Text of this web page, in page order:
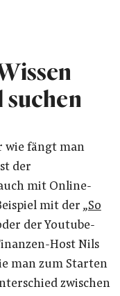
wie fängt man
der
mit Online-
mit der „So
der Youtube-
Host Nils
man zum Starten
zwischen